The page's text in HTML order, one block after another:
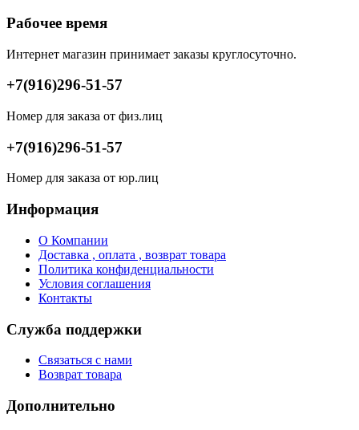
Рабочее время
Интернет магазин принимает заказы круглосуточно.
+7(916)296-51-57
Номер для заказа от физ.лиц
+7(916)296-51-57
Номер для заказа от юр.лиц
Информация
О Компании
Доставка , оплата , возврат товара
Политика конфиденциальности
Условия соглашения
Контакты
Служба поддержки
Связаться с нами
Возврат товара
Дополнительно